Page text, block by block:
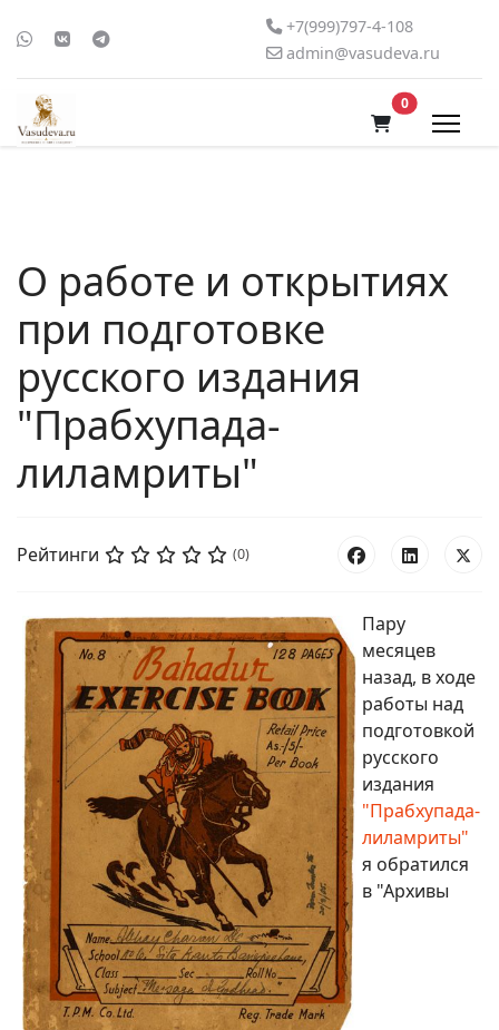
+7(999)797-4-108
admin@vasudeva.ru
0В корзину
О работе и открытиях
при подготовке
русского издания
"Прабхупада-
лиламриты"
Рейтинги (0)
Пару
месяцев
назад, в ходе
работы над
подготовкой
русского
издания
"Прабхупада-
лиламриты"
я обратился
в "Архивы